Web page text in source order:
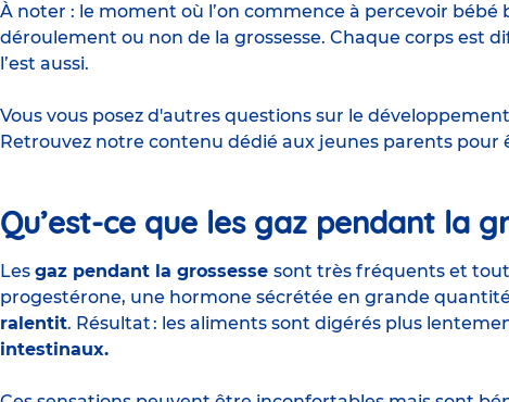
À noter : le moment où l’on commence à percevoir bébé
déroulement ou non de la grossesse. Chaque corps est
l’est aussi.
Vous vous posez d'autres questions sur le
Retrouvez notre contenu dédié aux jeunes parents pour
Qu’est-ce que les gaz pendant la
Les gaz pendant la grossesse sont très fréquents et tout
progestérone, une hormone sécrétée en grande
ralentit. Résultat : les aliments sont digérés plus
intestinaux.